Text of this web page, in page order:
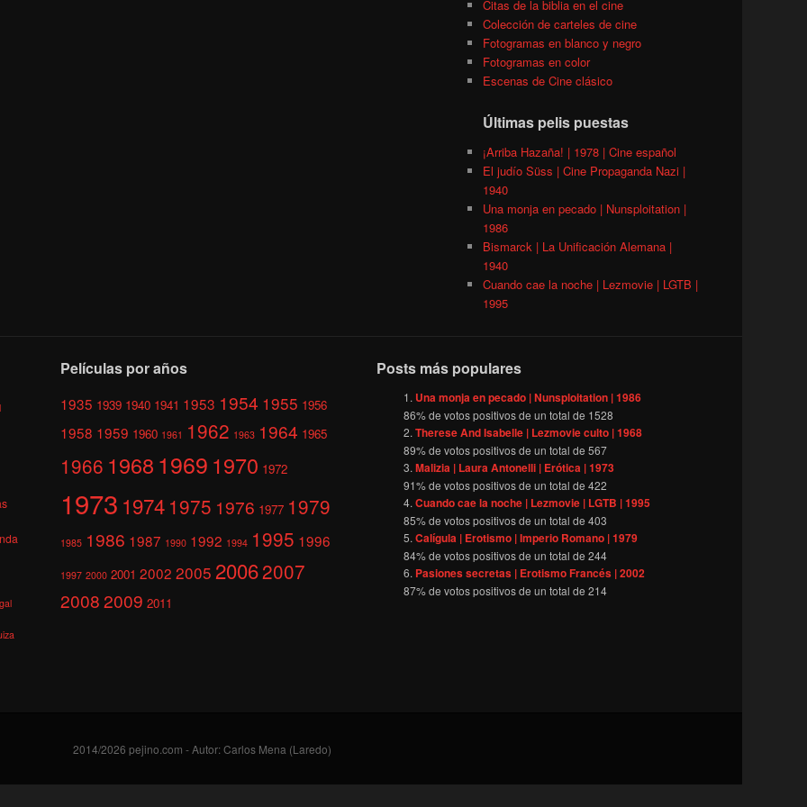
Citas de la biblia en el cine
Colección de carteles de cine
Fotogramas en blanco y negro
Fotogramas en color
Escenas de Cine clásico
Últimas pelis puestas
¡Arriba Hazaña! | 1978 | Cine español
El judío Süss | Cine Propaganda Nazi |
1940
Una monja en pecado | Nunsploitation |
1986
Bismarck | La Unificación Alemana |
1940
Cuando cae la noche | Lezmovie | LGTB |
1995
Películas por años
1935 1939 1940 1941 1953 1954 1955 1956
1958 1959 1960 1961 1962 1963 1964 1965
1966 1968 1969 1970 1972
1973 1974 1975 1976 1977 1979
1985 1986 1987 1990 1992 1994 1995 1996
1997 2000 2001 2002 2005 20062007
20082009 2011
Posts más populares
Una monja en pecado | Nunsploitation | 1986
86% de votos positivos de un total de 1528
Therese And Isabelle | Lezmovie culto | 1968
89% de votos positivos de un total de567
Malizia | Laura Antonelli | Erótica | 1973
91% de votos positivos de un total de422
Cuando cae la noche | Lezmovie | LGTB | 1995
85% de votos positivos de un total de403
Calígula | Erotismo | Imperio Romano | 1979
84% de votos positivos de un total de244
Pasiones secretas | Erotismo Francés | 2002
87% de votos positivos de un total de214
2014/2026 pejino.com - Autor: Carlos Mena (Laredo)